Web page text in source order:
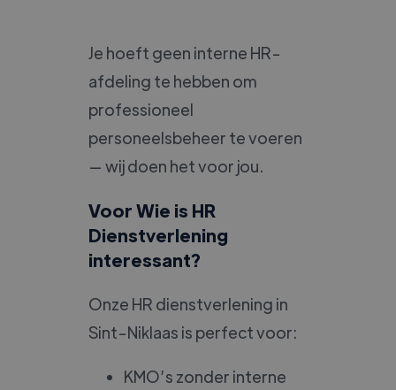
Je hoeft geen interne HR-
afdeling te hebben om
professioneel
personeelsbeheer te voeren
— wij doen het voor jou.
Voor Wie is HR
Dienstverlening
interessant?
Onze HR dienstverlening in
Sint-Niklaas is perfect voor:
KMO’s zonder interne